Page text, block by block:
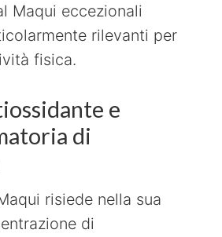
Maqui eccezionali
rilevanti per
fisica.
e
di
risiede nella sua
di